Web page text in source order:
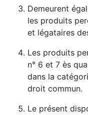
Demeurent
les produits
et légataires
Les produits
n° 6 et 7 ès
dans la
droit commun.
Le présent